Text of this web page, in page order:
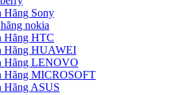
Hãng Sony
nokia
Hãng HTC
Hãng HUAWEI
Hãng LENOVO
Hãng MICROSOFT
Hãng ASUS